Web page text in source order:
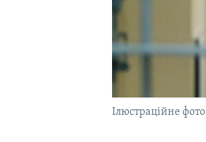
Ілюстраційне фото